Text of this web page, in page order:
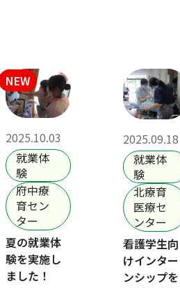
NEW
2025.10.03
就業体
験
府中療
育セン
ター
夏の就業体
験を実施し
ました！
NEW
2025.09.18
就業体
験
北療育
医療セ
ンター
看護学生向
けインター
ンシップを